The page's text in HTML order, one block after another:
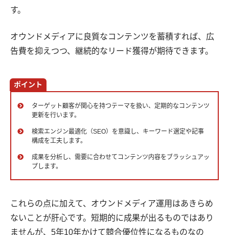
す。
オウンドメディアに良質なコンテンツを蓄積すれば、広
告費を抑えつつ、継続的なリード獲得が期待できます。
ポイント
ターゲット顧客が関心を持つテーマを扱い、定期的なコンテンツ
更新を行います。
検索エンジン最適化（SEO）を意識し、キーワード選定や記事
構成を工夫します。
成果を分析し、需要に合わせてコンテンツ内容をブラッシュアッ
プします。
これらの点に加えて、オウンドメディア運用はあきらめ
ないことが肝心です。短期的に成果が出るものではあり
ませんが、5年10年かけて競合優位性になるものなの